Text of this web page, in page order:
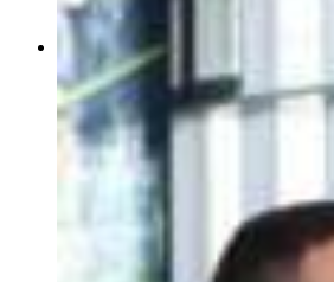
Link to Facebook